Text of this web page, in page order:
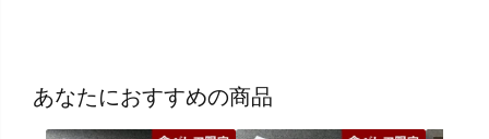
あなたにおすすめの商品